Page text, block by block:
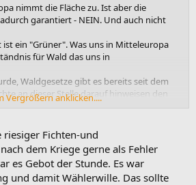
nimmt die Fläche zu. Ist aber die
garantiert - NEIN. Und auch nicht
ein "Grüner". Was uns in Mitteleuropa
für Wald das uns in
Waldgesetze gibt es bereits seit dem
an dieser Stelle darauf hinweisen den
Grundstück anzusehen sondern
die Fehler sind mit gutem Willen zu
heute auf morgen.
am gedeihen unseres Waldes
auch Fehler passiert sind, aber die
Vergrößern anklicken....
Fichten-und
dem Kriege gerne als Fehler
es Gebot der Stunde. Es war
und damit Wählerwille. Das sollte